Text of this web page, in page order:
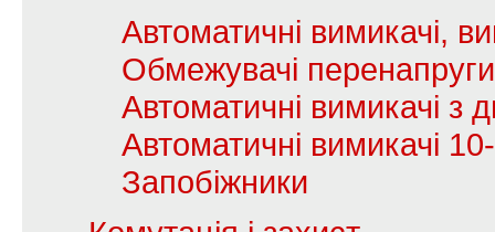
Автоматичні вимикачі,
Обмежувачі перенапруги
Автоматичні вимикачі з
Автоматичні вимикачі
Запобіжники